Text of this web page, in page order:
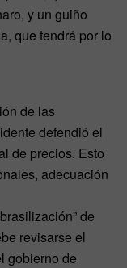
y un guiño
que tendrá por lo
de las
defendió el
de precios. Esto
adecuación
de
revisarse el
gobierno de